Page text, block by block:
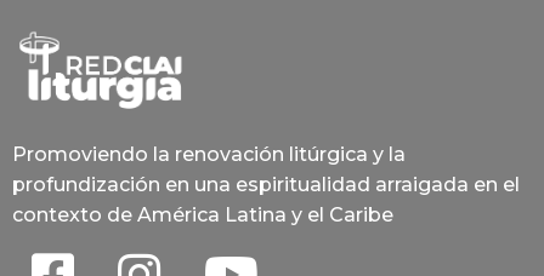
Promoviendo la renovación litúrgica y la
profundización en una espiritualidad arraigada en el
contexto de América Latina y el Caribe